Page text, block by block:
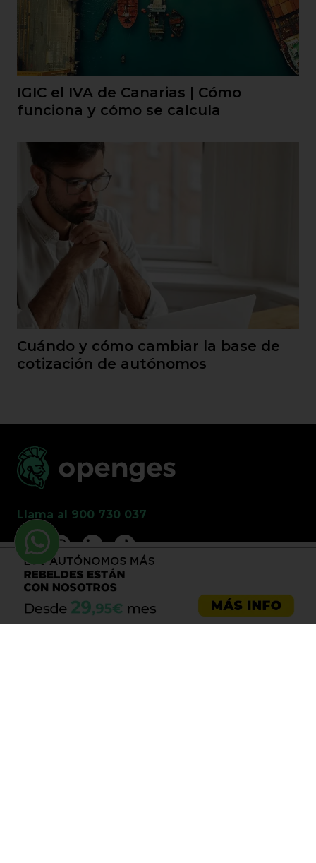
IGIC el IVA de Canarias | Cómo
funciona y cómo se calcula
Cuándo y cómo cambiar la base de
cotización de autónomos
Llama al 900 730 037
Asesoría emprendedores
Asesoría empresas